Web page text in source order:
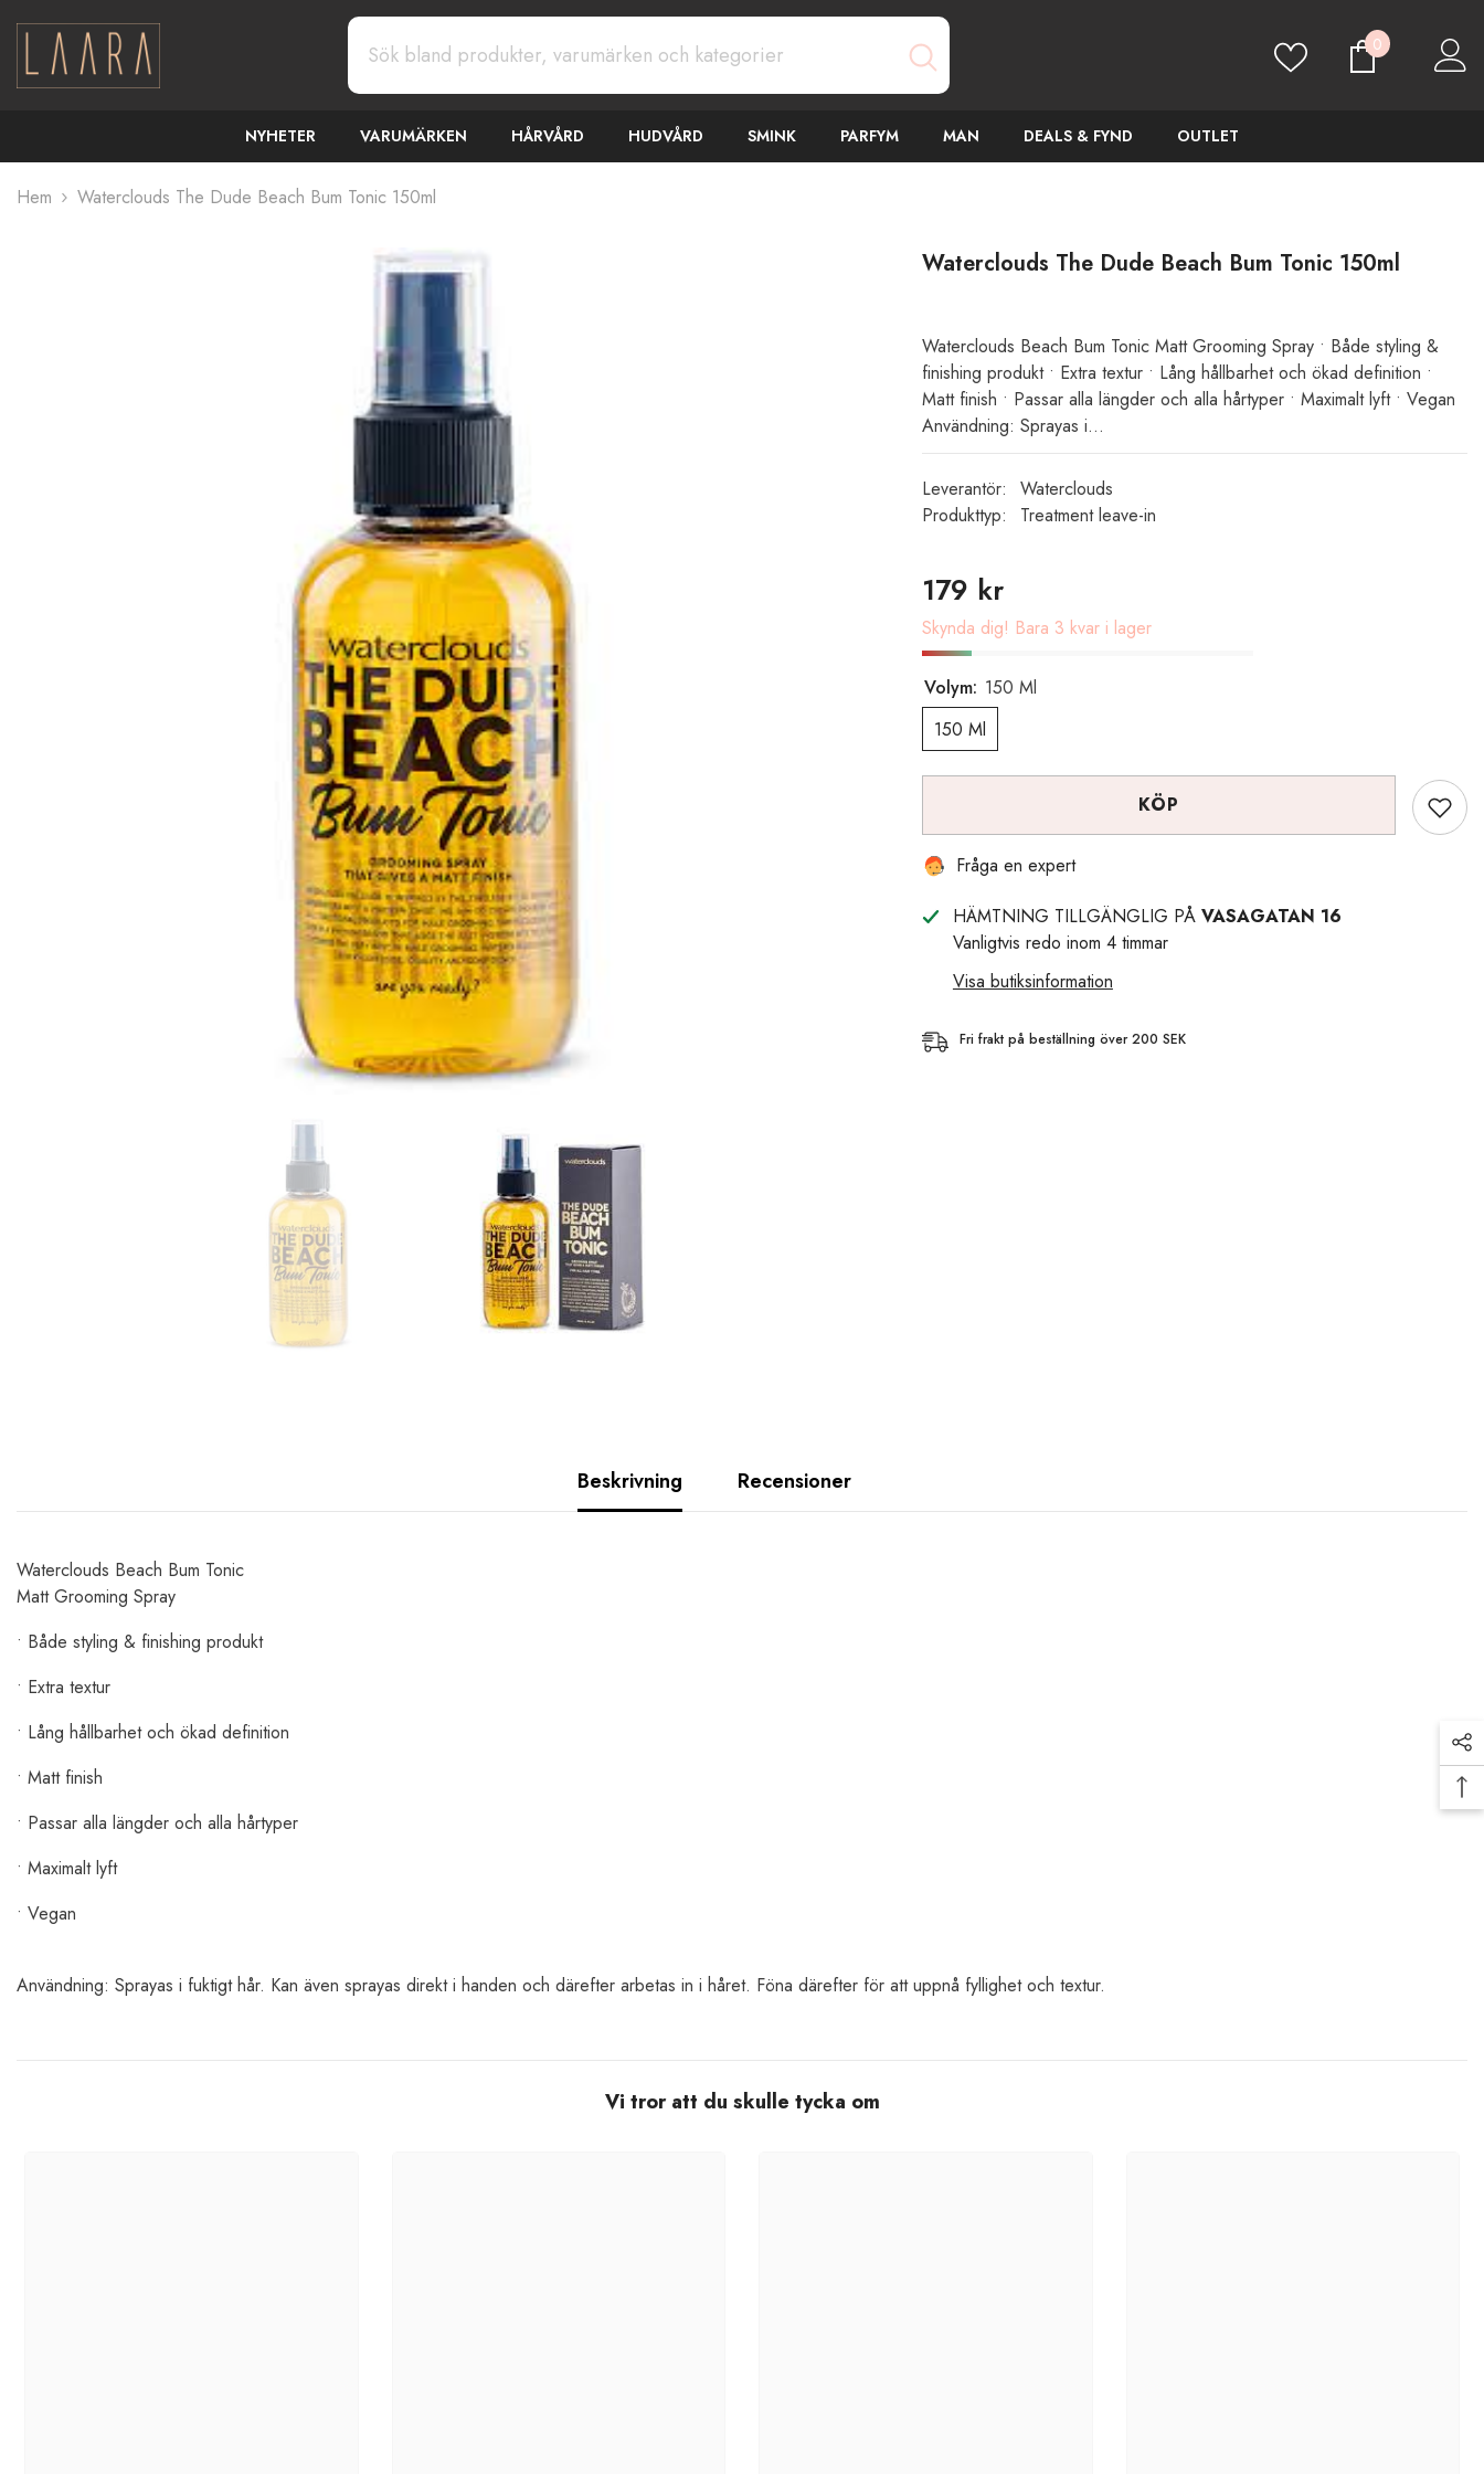
00
NYHETER VARUMÄRKEN HÅRVÅRD HUDVÅRD SMINK PARFYM MAN DEALS & FYND OUTLET
Hem Waterclouds The Dude Beach Bum Tonic 150ml
Waterclouds The Dude Beach Bum Tonic 150ml
Waterclouds Beach Bum Tonic Matt Grooming Spray • Både styling &
finishing produkt • Extra textur • Lång hållbarhet och ökad definition •
Matt finish • Passar alla längder och alla hårtyper • Maximalt lyft • Vegan
Användning: Sprayas i...
Leverantör:
Waterclouds
Produkttyp:
Treatment leave-in
179 kr
Skynda dig! Bara 3 kvar i lager
Volym: 150 Ml
150 Ml
KÖP
Fråga en expert
HÄMTNING TILLGÄNGLIG PÅ VASAGATAN 16
Vanligtvis redo inom 4 timmar
Visa butiksinformation
Fri frakt på beställning över 200 SEK
Beskrivning Recensioner
Waterclouds Beach Bum Tonic
Matt Grooming Spray
• Både styling & finishing produkt
• Extra textur
• Lång hållbarhet och ökad definition
• Matt finish
• Passar alla längder och alla hårtyper
• Maximalt lyft
• Vegan
Användning: Sprayas i fuktigt hår. Kan även sprayas direkt i handen och därefter arbetas in i håret. Föna därefter för att uppnå fyllighet och textur.
Vi tror att du skulle tycka om